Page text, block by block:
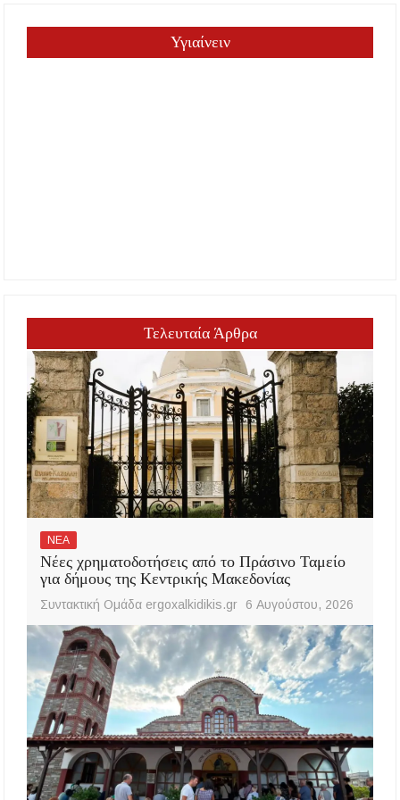
Υγιαίνειν
Τελευταία Άρθρα
ΝΕΑ
Νέες χρηματοδοτήσεις από το Πράσινο Ταμείο
για δήμους της Κεντρικής Μακεδονίας
Συντακτική Ομάδα ergoxalkidikis.gr 6 Αυγούστου, 2026